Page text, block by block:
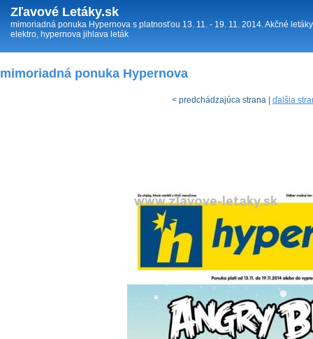
Zľavové Letáky.sk
mimoriadná ponuka Hypernova s platnosťou 13. 11. - 19. 11. 2014. Akčné
elektro, hypernova jihlava leták
mimoriadná ponuka Hypernova
< predchádzajúca strana | ďalšia